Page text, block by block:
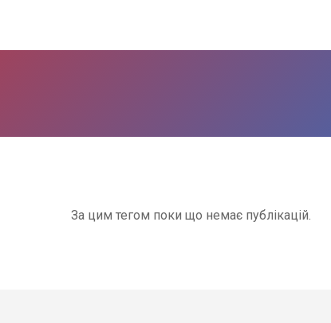
За цим тегом поки що немає публікацій.